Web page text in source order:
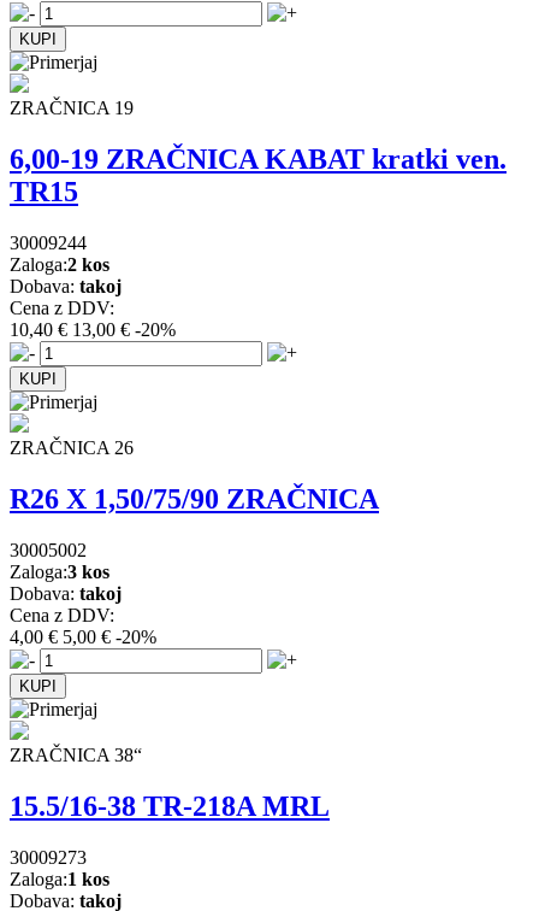
ZRAČNICA 19
6,00-19 ZRAČNICA KABAT kratki ven.
TR15
30009244
Zaloga:2 kos
Dobava: takoj
Cena z DDV:
10,40 € 13,00 € -20%
ZRAČNICA 26
R26 X 1,50/75/90 ZRAČNICA
30005002
Zaloga:3 kos
Dobava: takoj
Cena z DDV:
4,00 € 5,00 € -20%
ZRAČNICA 38“
15.5/16-38 TR-218A MRL
30009273
Zaloga:1 kos
Dobava: takoj